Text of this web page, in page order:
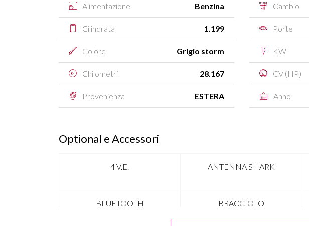
Alimentazione Benzina
Cilindrata 1.199
Colore Grigio storm
Chilometri 28.167
Provenienza ESTERA
Cambio
Porte
KW
CV (HP)
Anno
Optional e Accessori
4 V.E. ANTENNA SHARK
BLUETOOTH BRACCIOLO